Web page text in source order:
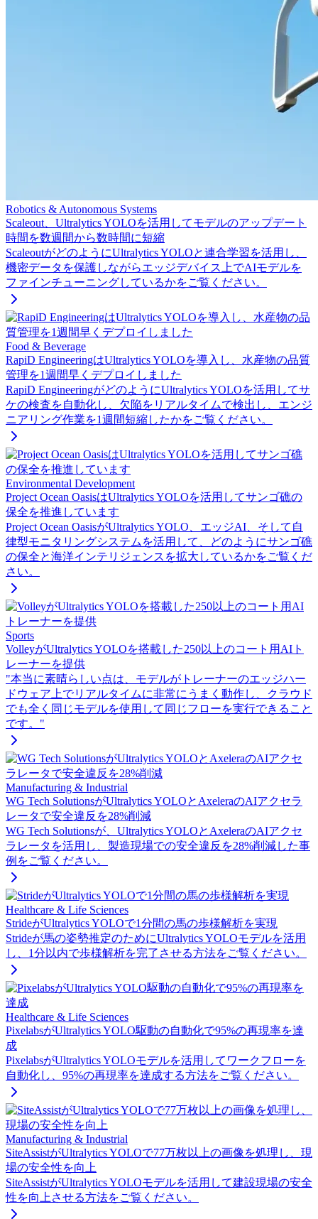
Robotics & Autonomous Systems
Scaleout、Ultralytics YOLOを活用してモデルのアップデート
時間を数週間から数時間に短縮
ScaleoutがどのようにUltralytics YOLOと連合学習を活用し、
機密データを保護しながらエッジデバイス上でAIモデルを
ファインチューニングしているかをご覧ください。
Food & Beverage
RapiD EngineeringはUltralytics YOLOを導入し、水産物の品質
管理を1週間早くデプロイしました
RapiD EngineeringがどのようにUltralytics YOLOを活用してサ
ケの検査を自動化し、欠陥をリアルタイムで検出し、エンジ
ニアリング作業を1週間短縮したかをご覧ください。
Environmental Development
Project Ocean OasisはUltralytics YOLOを活用してサンゴ礁の
保全を推進しています
Project Ocean OasisがUltralytics YOLO、エッジAI、そして自
律型モニタリングシステムを活用して、どのようにサンゴ礁
の保全と海洋インテリジェンスを拡大しているかをご覧くだ
さい。
Sports
VolleyがUltralytics YOLOを搭載した250以上のコート用AIト
レーナーを提供
"本当に素晴らしい点は、モデルがトレーナーのエッジハー
ドウェア上でリアルタイムに非常にうまく動作し、クラウド
でも全く同じモデルを使用して同じフローを実行できること
です。"
Manufacturing & Industrial
WG Tech SolutionsがUltralytics YOLOとAxeleraのAIアクセラ
レータで安全違反を28%削減
WG Tech Solutionsが、Ultralytics YOLOとAxeleraのAIアクセ
ラレータを活用し、製造現場での安全違反を28%削減した事
例をご覧ください。
Healthcare & Life Sciences
StrideがUltralytics YOLOで1分間の馬の歩様解析を実現
Strideが馬の姿勢推定のためにUltralytics YOLOモデルを活用
し、1分以内で歩様解析を完了させる方法をご覧ください。
Healthcare & Life Sciences
PixelabsがUltralytics YOLO駆動の自動化で95%の再現率を達
成
PixelabsがUltralytics YOLOモデルを活用してワークフローを
自動化し、95%の再現率を達成する方法をご覧ください。
Manufacturing & Industrial
SiteAssistがUltralytics YOLOで77万枚以上の画像を処理し、現
場の安全性を向上
SiteAssistがUltralytics YOLOモデルを活用して建設現場の安全
性を向上させる方法をご覧ください。